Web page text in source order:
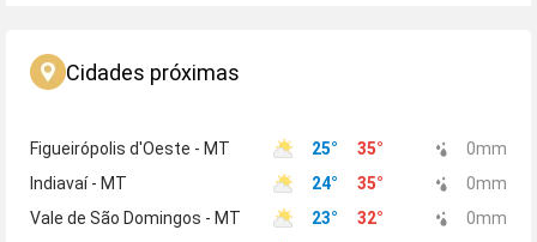
Cidades próximas
Figueirópolis d'Oeste - MT 25° 35° 0mm
Indiavaí - MT
24° 35° 0mm
Vale de São Domingos - MT
23° 32° 0mm